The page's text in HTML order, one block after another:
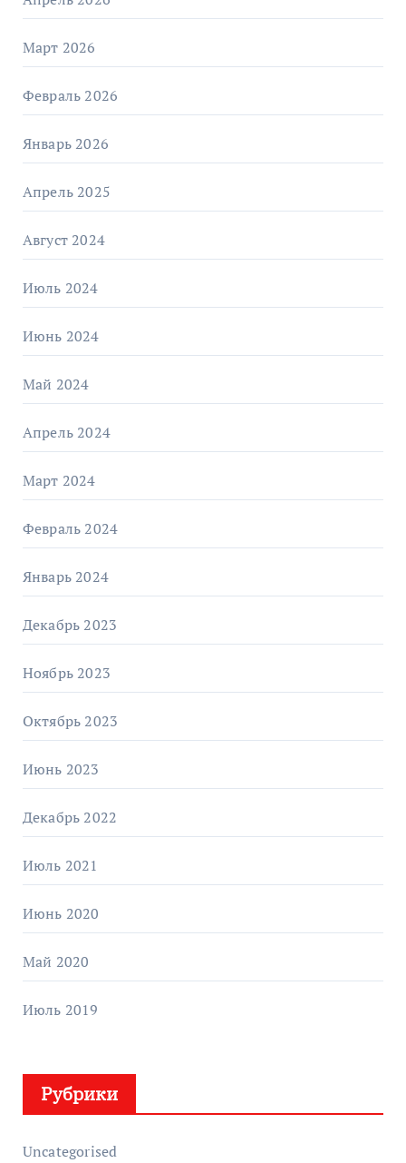
Март 2026
Февраль 2026
Январь 2026
Апрель 2025
Август 2024
Июль 2024
Июнь 2024
Май 2024
Апрель 2024
Март 2024
Февраль 2024
Январь 2024
Декабрь 2023
Ноябрь 2023
Октябрь 2023
Июнь 2023
Декабрь 2022
Июль 2021
Июнь 2020
Май 2020
Июль 2019
Рубрики
Uncategorised